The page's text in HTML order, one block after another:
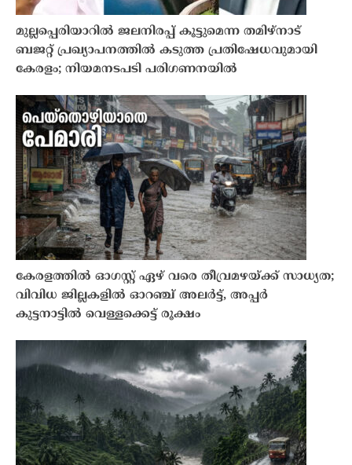
മുല്ലപ്പെരിയാറിൽ ജലനിരപ്പ് കൂട്ടുമെന്ന തമിഴ്നാട്
ബജറ്റ് പ്രഖ്യാപനത്തിൽ കടുത്ത പ്രതിഷേധവുമായി
കേരളം; നിയമനടപടി പരിഗണനയിൽ
കേരളത്തിൽ ഓഗസ്റ്റ് ഏഴ് വരെ തീവ്രമഴയ്ക്ക് സാധ്യത;
വിവിധ ജില്ലകളിൽ ഓറഞ്ച് അലർട്ട്, അപ്പർ
കുട്ടനാട്ടിൽ വെള്ളക്കെട്ട് രൂക്ഷം